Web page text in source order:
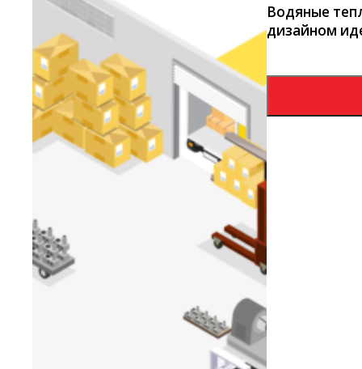
Водяные
дизайном